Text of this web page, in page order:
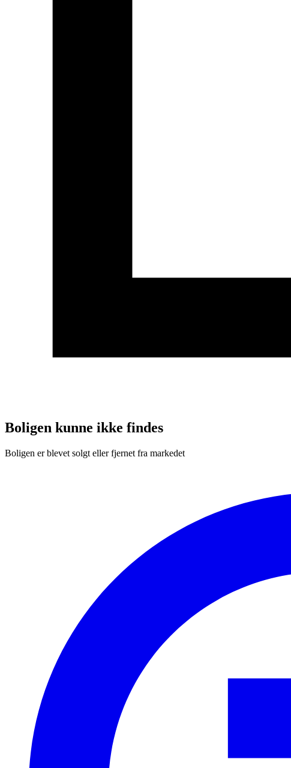
Boligen kunne ikke findes
Boligen er blevet solgt eller fjernet fra markedet